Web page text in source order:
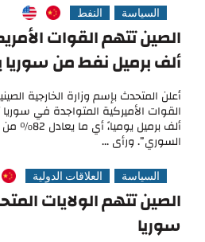
السياسة النفط
ألف برميل نفط من سوريا
أعلن المتحدث بإسم ​وزارة الخارجية
ألف برميل
السوري”. ورأى ...
السياسة العلاقات الدولية
الصين تتهم الولايات
سوريا